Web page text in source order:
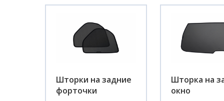
Шторки на задние
форточки
Шторка на
окно